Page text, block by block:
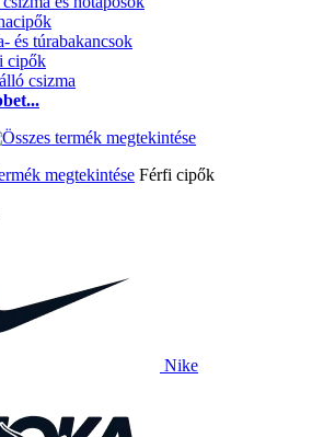
és túrabakancsok
cipők
csizma
megtekintése Férfi cipők
Nike